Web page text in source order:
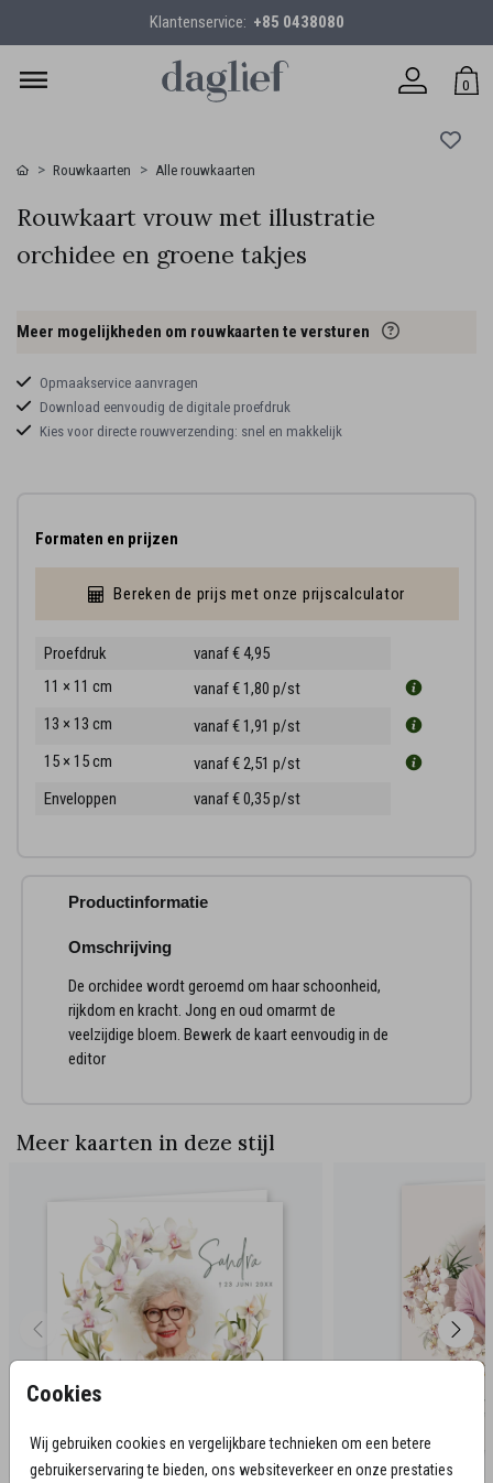
Klantenservice: +85 0438080
0
Cookies
Wij gebruiken cookies en vergelijkbare technieken om een betere
gebruikerservaring te bieden, ons websiteverkeer en onze prestaties
Rouwkaarten Alle rouwkaarten
Rouwkaart vrouw met illustratie
orchidee en groene takjes
Meer mogelijkheden om rouwkaarten te versturen
Opmaakservice aanvragen
Download eenvoudig de digitale proefdruk
Kies voor directe rouwverzending: snel en makkelijk
Formaten en prijzen
Bereken de prijs met onze prijscalculator
Proefdruk
vanaf € 4,95
11 × 11 cm
vanaf € 1,80 p/st
13 × 13 cm
vanaf € 1,91 p/st
15 × 15 cm
vanaf € 2,51 p/st
Enveloppen
vanaf € 0,35p/st
Productinformatie
Omschrijving
De orchidee wordt geroemd om haar schoonheid,
rijkdom en kracht. Jong en oud omarmt de
veelzijdige bloem. Bewerk de kaart eenvoudig in de
editor
Meer kaarten in deze stijl